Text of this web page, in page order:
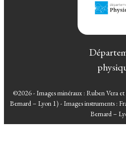
©2026 - Images minéraux : Ruben Vera
Bernard – Lyon 1) - Images instruments :
Bernard –